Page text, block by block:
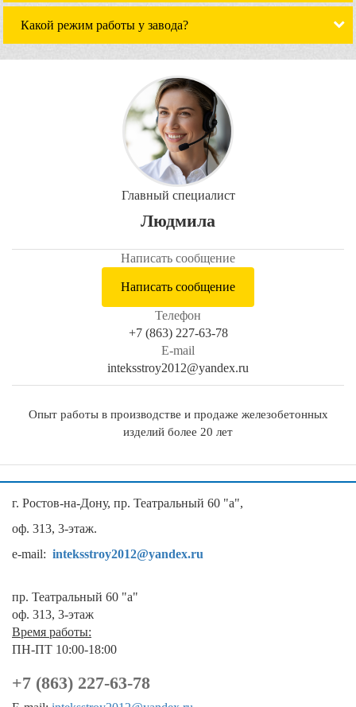
Какой режим работы у завода?
Главный специалист
Людмила
Написать сообщение
Написать сообщение
Телефон
+7 (863) 227-63-78
E-mail
inteksstroy2012@yandex.ru
Опыт работы в производстве и продаже железобетонных
изделий более 20 лет
г. Ростов-на-Дону, пр. Театральный 60 "а",
оф. 313, 3-этаж.
e-mail: inteksstroy2012@yandex.ru
пр. Театральный 60 "а"
оф. 313, 3-этаж
Время работы:
ПН-ПТ 10:00-18:00
+7 (863) 227-63-78